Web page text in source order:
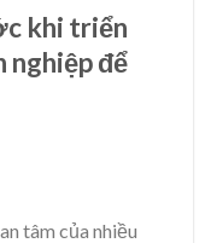
khi triển
nghiệp để
tâm của nhiều